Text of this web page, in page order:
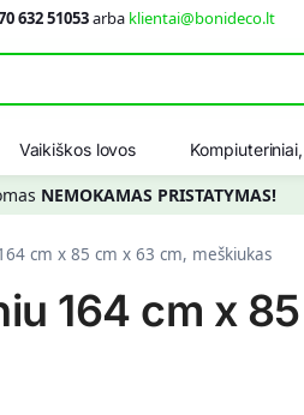
632 51053arba klientai@bonideco.lt
Vaikiškos lovos
NEMOKAMAS PRISTATYMAS!
cm x 85 cm x 63 cm, meškiukas
164 cm x